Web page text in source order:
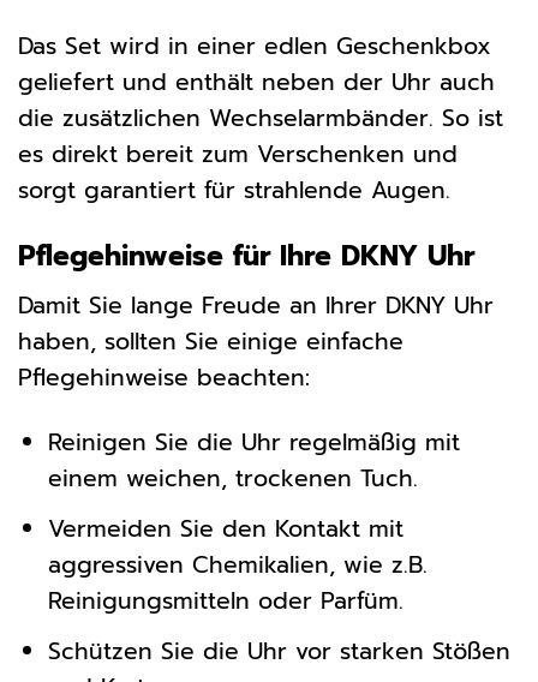
Das Set wird in einer edlen Geschenkbox
geliefert und enthält neben der Uhr auch
die zusätzlichen Wechselarmbänder. So ist
es direkt bereit zum Verschenken und
sorgt garantiert für strahlende Augen.
Pflegehinweise für Ihre DKNY Uhr
Damit Sie lange Freude an Ihrer DKNY Uhr
haben, sollten Sie einige einfache
Pflegehinweise beachten:
Reinigen Sie die Uhr regelmäßig mit
einem weichen, trockenen Tuch.
Vermeiden Sie den Kontakt mit
aggressiven Chemikalien, wie z.B.
Reinigungsmitteln oder Parfüm.
Schützen Sie die Uhr vor starken Stößen